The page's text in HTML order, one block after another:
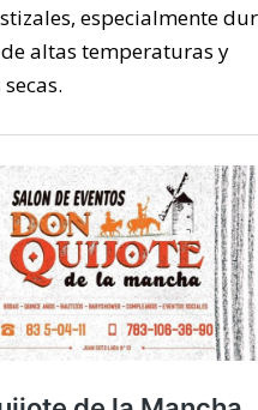
especialmente
altas temperaturas y